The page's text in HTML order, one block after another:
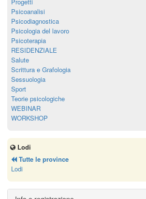
Psicoanalisi
Psicodiagnostica
Psicologia del lavoro
Psicoterapia
RESIDENZIALE
Salute
Scrittura e Grafologia
Sessuologia
Sport
Teorie psicologiche
WEBINAR
WORKSHOP
Lodi
Tutte le province
Lodi